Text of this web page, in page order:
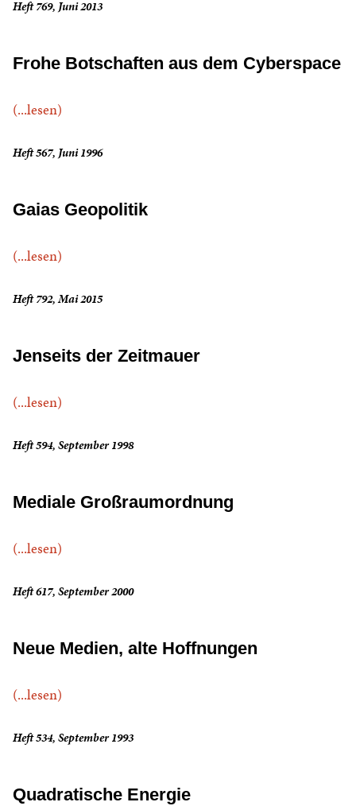
Heft 769, Juni 2013
Frohe Botschaften aus dem Cyberspace
(...lesen)
Heft 567, Juni 1996
Gaias Geopolitik
(...lesen)
Heft 792, Mai 2015
Jenseits der Zeitmauer
(...lesen)
Heft 594, September 1998
Mediale Großraumordnung
(...lesen)
Heft 617, September 2000
Neue Medien, alte Hoffnungen
(...lesen)
Heft 534, September 1993
Quadratische Energie